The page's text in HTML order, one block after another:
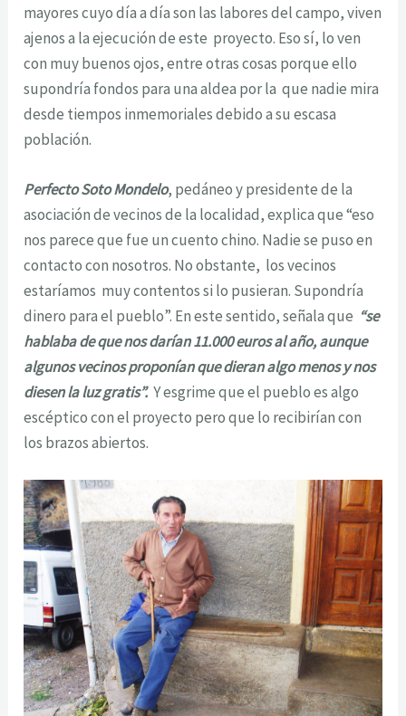
mayores cuyo día a día son las labores del campo, viven
ajenos a la ejecución de este proyecto. Eso sí, lo ven
con muy buenos ojos, entre otras cosas porque ello
supondría fondos para una aldea por la que nadie mira
desde tiempos inmemoriales debido a su escasa
población.
Perfecto Soto Mondelo, pedáneo y presidente de la
asociación de vecinos de la localidad, explica que “eso
nos parece que fue un cuento chino. Nadie se puso en
contacto con nosotros. No obstante, los vecinos
estaríamos muy contentos si lo pusieran. Supondría
dinero para el pueblo”. En este sentido, señala que “se
hablaba de que nos darían 11.000 euros al año, aunque
algunos vecinos proponían que dieran algo menos y nos
diesen la luz gratis”.Y esgrime que el pueblo es algo
escéptico con el proyecto pero que lo recibirían con
los brazos abiertos.